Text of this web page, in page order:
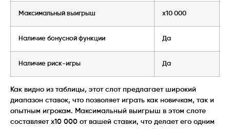
Максимальный выигрыш x10 000
Наличие бонусной функции Да
Наличие риск-игры Да
Как видно из таблицы, этот слот предлагает широкий
диапазон ставок, что позволяет играть как новичкам, так и
опытным игрокам. Максимальный выигрыш в этом слоте
составляет x10 000 от вашей ставки, что делает его одним